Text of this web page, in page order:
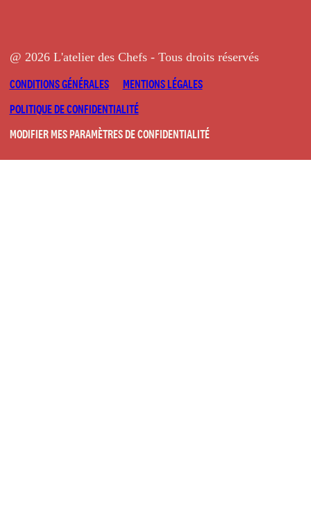
@ 2026 L'atelier des Chefs - Tous droits réservés
CONDITIONS GÉNÉRALES
MENTIONS LÉGALES
POLITIQUE DE CONFIDENTIALITÉ
MODIFIER MES PARAMÈTRES DE CONFIDENTIALITÉ